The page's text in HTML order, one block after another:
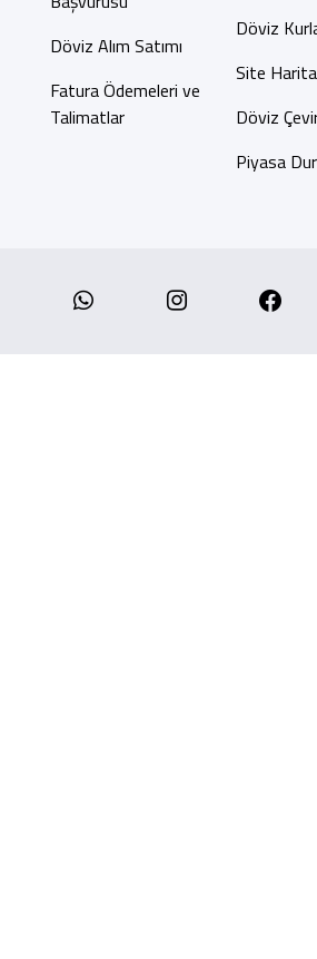
Döviz Alım Satımı
Fatura Ödemeleri ve
Talimatlar
Döviz
Site
Döviz
Piyasa
Whatsapp Instagram